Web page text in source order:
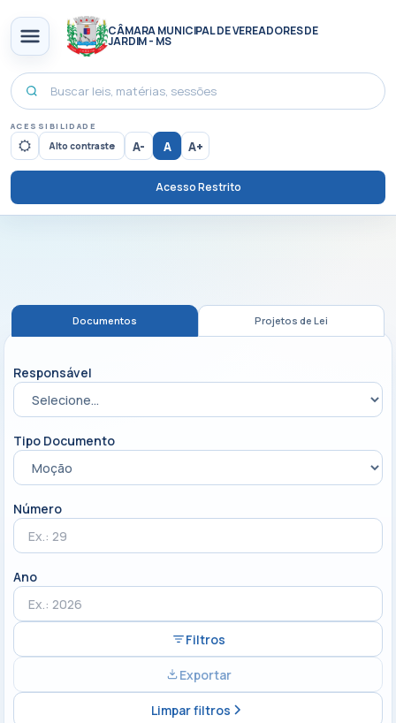
CÂMARA MUNICIPAL DE VEREADORES DE
JARDIM - MS
ACESSIBILIDADE
Alto contraste A- A A+
Acesso Restrito
Documentos Projetos de Lei
Responsável
Tipo Documento
Número
Ano
Filtros
Exportar
Limpar filtros